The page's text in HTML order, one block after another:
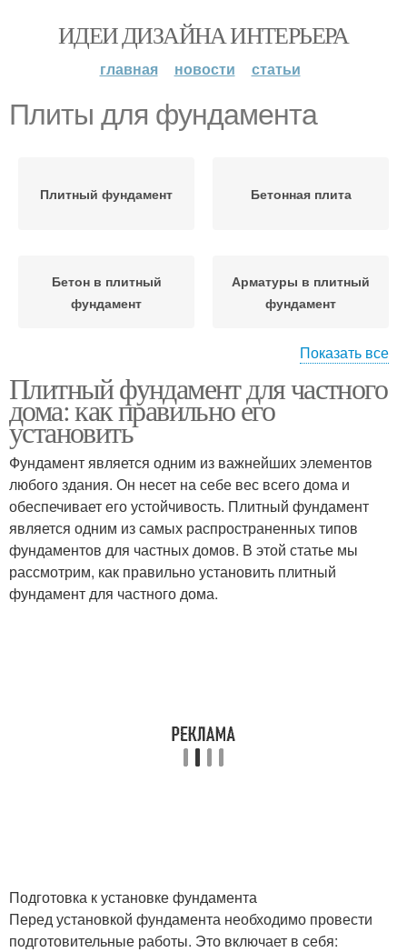
ИДЕИ ДИЗАЙНА ИНТЕРЬЕРА
главная новости статьи
Плиты для фундамента
Плитный фундамент Бетонная плита
Бетон в плитный
фундамент
Арматуры в плитный
фундамент
Дренаж в плитный
фундамент
фундамент
Фундамент по
сравнению
Работы для плитного
фундамента
Бетон в плиту
Показать все
Плитный фундамент для частного
дома: как правильно его
установить
Фундамент является одним из важнейших элементов
любого здания. Он несет на себе вес всего дома и
обеспечивает его устойчивость. Плитный фундамент
является одним из самых распространенных типов
фундаментов для частных домов. В этой статье мы
рассмотрим, как правильно установить плитный
фундамент для частного дома.
Подготовка к установке фундамента
Перед установкой фундамента необходимо провести
подготовительные работы. Это включает в себя: